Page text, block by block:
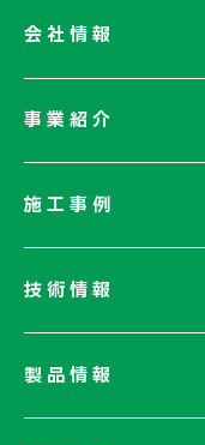
会社情報
会社情報一覧
ネットワーク
事業紹介
施工事例
技術情報
製品情報